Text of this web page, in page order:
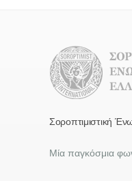
Σοροπτιμιστική
Μία παγκόσμια